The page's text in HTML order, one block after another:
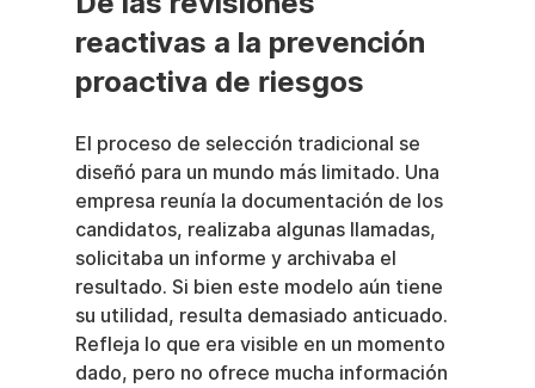
reactivas a la prevención
proactiva de riesgos
El proceso de selección tradicional se
diseñó para un mundo más limitado. Una
empresa reunía la documentación de los
candidatos, realizaba algunas llamadas,
solicitaba un informe y archivaba el
resultado. Si bien este modelo aún tiene
su utilidad, resulta demasiado anticuado.
Refleja lo que era visible en un momento
dado, pero no ofrece mucha información